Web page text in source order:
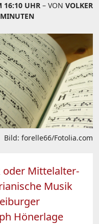
16:10 UHR – VON VOLKER
Bild: forelle66/Fotolia.com
oder Mittelalter-
Musik
Hönerlage